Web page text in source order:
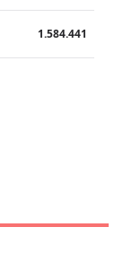
1.584.441